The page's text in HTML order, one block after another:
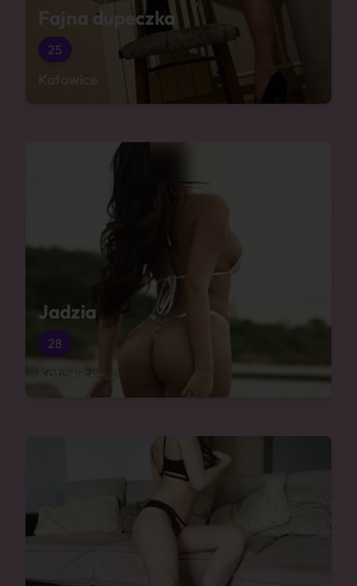
Fajna dupeczka
25
Katowice
Jadzia
28
Katowice